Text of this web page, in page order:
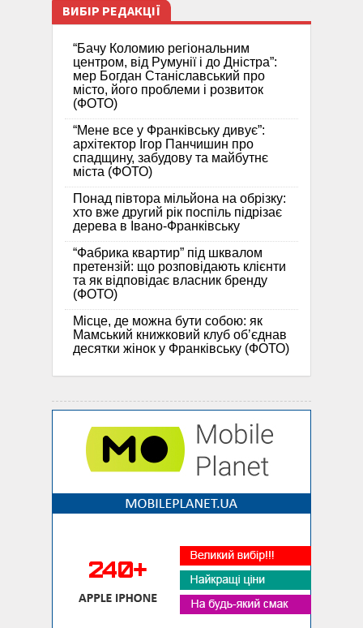
ВИБІР РЕДАКЦІЇ
“Бачу Коломию регіональним
центром, від Румунії і до Дністра”:
мер Богдан Станіславський про
місто, його проблеми і розвиток
(ФОТО)
“Мене все у Франківську дивує”:
архітектор Ігор Панчишин про
спадщину, забудову та майбутнє
міста (ФОТО)
Понад півтора мільйона на обрізку:
хто вже другий рік поспіль підрізає
дерева в Івано-Франківську
“Фабрика квартир” під шквалом
претензій: що розповідають клієнти
та як відповідає власник бренду
(ФОТО)
Місце, де можна бути собою: як
Мамський книжковий клуб об’єднав
десятки жінок у Франківську (ФОТО)